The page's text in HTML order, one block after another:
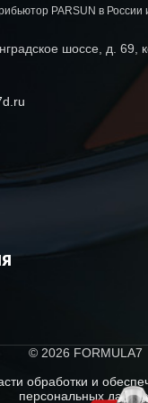
PARSUN в России
шоссе, д. 69,
© 2026 FORMULA7
обработки и
персональных